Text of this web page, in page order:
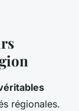
régionales.